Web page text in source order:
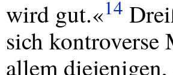
wird gut.«14
sich kontroverse
allem